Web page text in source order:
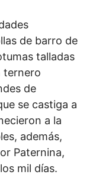
de barro de
talladas
ternero
de
se castiga a
a la
además,
Paternina,
mil días.